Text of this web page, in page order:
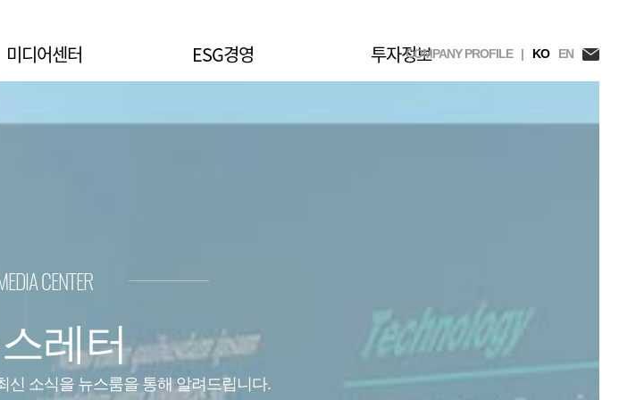
미디어센터 ESG경영 투자정보COMPANY PROFILE | KO EN
CENTER
레터
신 소식을 뉴스룸을 통해 알려드립니다.